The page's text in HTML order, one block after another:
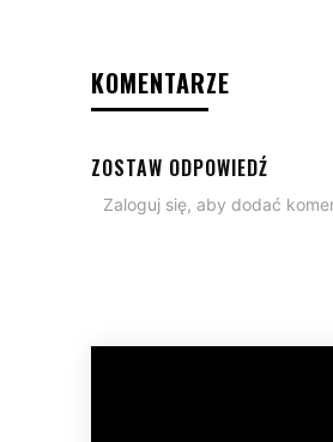
KOMENTARZE
ZOSTAW ODPOWIEDŹ
Zaloguj się, aby dodać